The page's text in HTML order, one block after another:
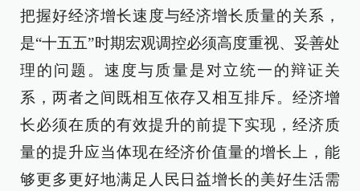
把握好经济增长速度与经济增长质量的关系，
是“十五五”时期宏观调控必须高度重视、妥善处
理的问题。速度与质量是对立统一的辩证关
系，两者之间既相互依存又相互排斥。经济增
长必须在质的有效提升的前提下实现，经济质
量的提升应当体现在经济价值量的增长上，能
够更多更好地满足人民日益增长的美好生活需